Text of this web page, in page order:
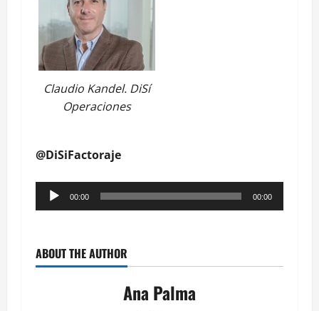
Claudio Kandel. DiSí
Operaciones
@DiSiFactoraje
Reproductor
de
00:00 00:00
ABOUT THE AUTHOR
Ana Palma